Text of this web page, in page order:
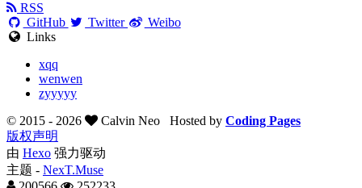
RSS
GitHub
Twitter
Weibo
Links
xqq
wenwen
zyyyyy
© 2015 - 2026 Calvin Neo Hosted by Coding Pages
版权声明
由 Hexo 强力驱动
主题 - NexT.Muse